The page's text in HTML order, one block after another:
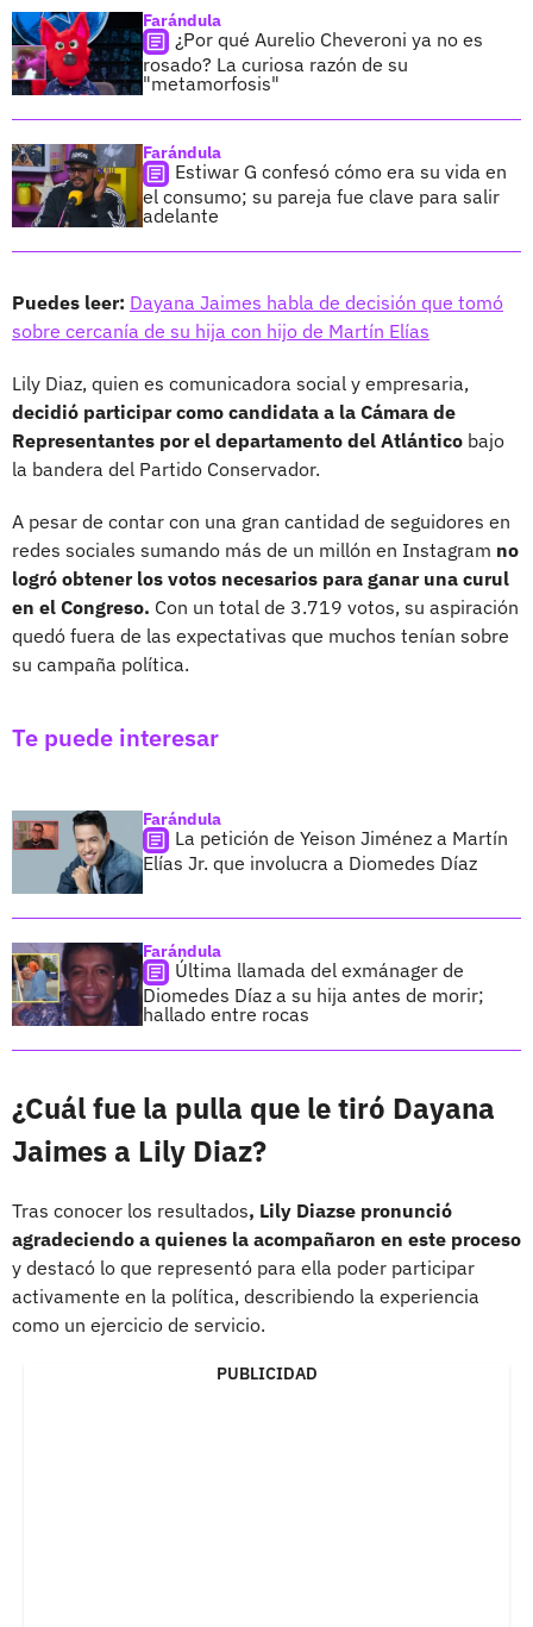
Farándula
¿Por qué Aurelio Cheveroni ya no es
rosado? La curiosa razón de su
"metamorfosis"
Farándula
Estiwar G confesó cómo era su vida en
el consumo; su pareja fue clave para salir
adelante
Puedes leer: Dayana Jaimes habla de decisión que tomó
sobre cercanía de su hija con hijo de Martín Elías
Lily Diaz, quien es comunicadora social y empresaria,
decidió participar como candidata a la Cámara de
Representantes por el departamento del Atlántico bajo
la bandera del Partido Conservador.
A pesar de contar con una gran cantidad de seguidores en
redes sociales sumando más de un millón en Instagram no
logró obtener los votos necesarios para ganar una curul
en el Congreso. Con un total de 3.719 votos, su aspiración
quedó fuera de las expectativas que muchos tenían sobre
su campaña política.
Te puede interesar
Farándula
La petición de Yeison Jiménez a Martín
Elías Jr. que involucra a Diomedes Díaz
Farándula
Última llamada del exmánager de
Diomedes Díaz a su hija antes de morir;
hallado entre rocas
¿Cuál fue la pulla que le tiró Dayana
Jaimes a Lily Diaz?
Tras conocer los resultados, Lily Diazse pronunció
agradeciendo a quienes la acompañaron en este proceso
y destacó lo que representó para ella poder participar
activamente en la política, describiendo la experiencia
como un ejercicio de servicio.
PUBLICIDAD